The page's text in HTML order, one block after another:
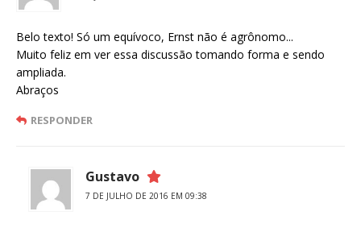
Belo texto! Só um equívoco, Ernst não é agrônomo...
Muito feliz em ver essa discussão tomando forma e sendo
ampliada.
Abraços
RESPONDER
Gustavo
7 DE JULHO DE 2016 EM 09:38